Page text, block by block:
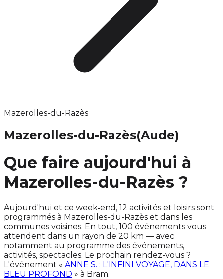
Mazerolles-du-Razès
Mazerolles-du-Razès(Aude)
Que faire aujourd'hui à
Mazerolles-du-Razès ?
Aujourd'hui et ce week‑end, 12 activités et loisirs sont
programmés à Mazerolles-du-Razès et dans les
communes voisines. En tout, 100 événements vous
attendent dans un rayon de 20 km — avec
notamment au programme des événements,
activités, spectacles. Le prochain rendez-vous ?
L'événement « ANNE S. : L'INFINI VOYAGE, DANS LE
BLEU PROFOND » à Bram.